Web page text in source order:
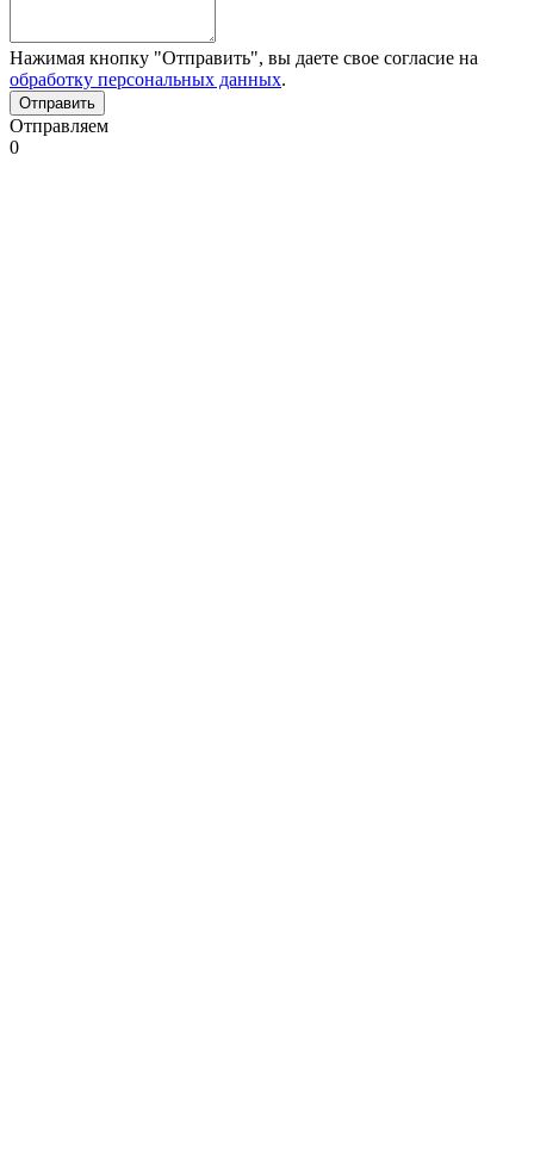
Нажимая кнопку "Отправить", вы даете свое согласие на
обработку персональных данных.
Отправляем
0